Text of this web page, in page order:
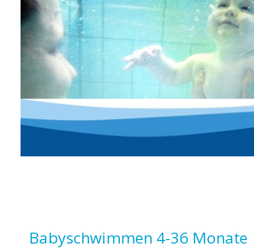
Babyschwimmen 4-36 Monate